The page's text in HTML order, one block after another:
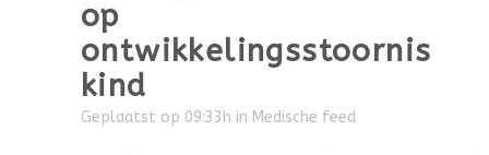
op
ontwikkelingsstoornis
kind
Geplaatst op 09:33h in Medische feed